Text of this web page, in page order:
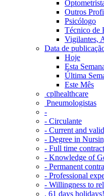
Outros
Psicólogo
Técnico de
Vigilantes,
Data de
Hoje
Esta
Última
Este Mês
‎ cplhealthcare‬
Pneumologistas
-
- Circulante
- Current and
- Degree in
- Full time contract
- Knowledge of
- Permanent
- Professional
- Willingness to
. 61 days holidays!